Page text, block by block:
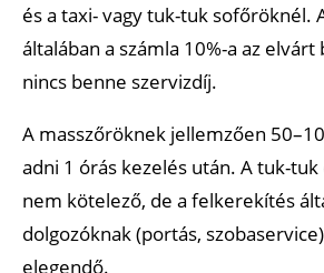
és a taxi- vagy tuk-tuk sofőröknél.
általában a számla 10%-a az elvárt
nincs benne szervizdíj.
A masszőröknek jellemzően
adni 1 órás kezelés után. A tuk-
nem kötelező, de a felkerekítés
dolgozóknak (portás,
elegendő.